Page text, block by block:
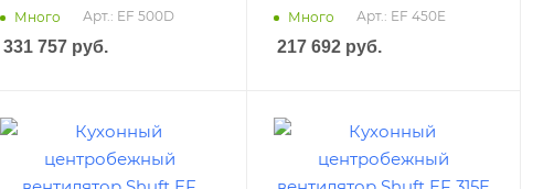
Много Арт.: EF 500D
331 757руб.
Много Арт.: EF 450E
217 692руб.